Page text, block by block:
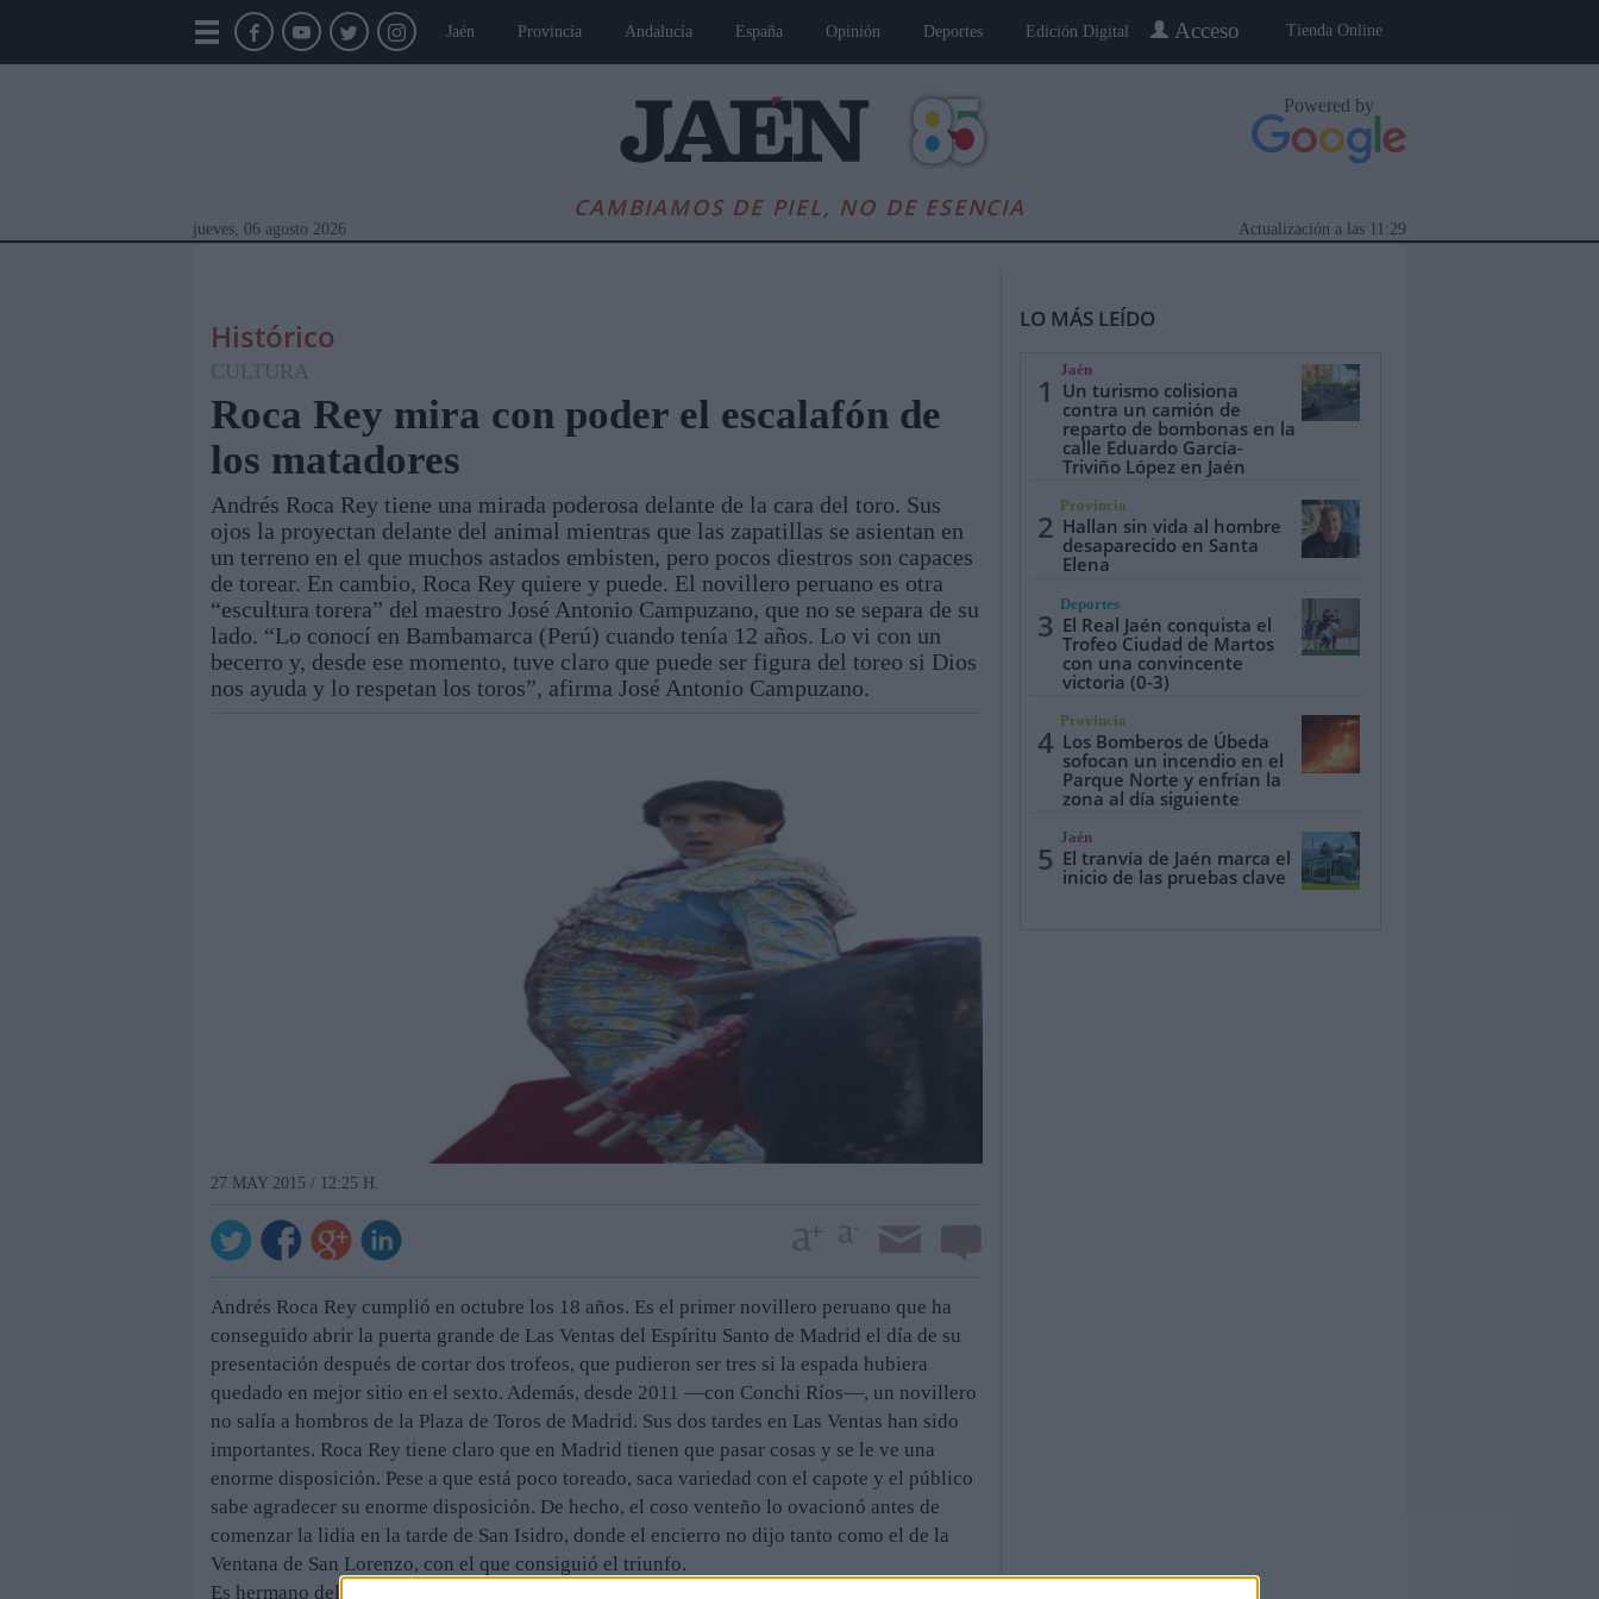
Tienda Online
Acceso
Jaén Provincia Andalucía España Opinión Deportes Edición Digital
CAMBIAMOS DE PIEL, NO DE ESENCIA
Powered by
jueves, 06 agosto 2026 11:29
Actualización a las
Módulos Portada Jaén Provincia Jaén, Pueblo a Pueblo Gente
Histórico
CULTURA
Roca Rey mira con poder el escalafón de
los matadores
Andrés Roca Rey tiene una mirada poderosa delante de la cara del toro. Sus
ojos la proyectan delante del animal mientras que las zapatillas se asientan en
un terreno en el que muchos astados embisten, pero pocos diestros son capaces
de torear. En cambio, Roca Rey quiere y puede. El novillero peruano es otra
“escultura torera” del maestro José Antonio Campuzano, que no se separa de su
lado. “Lo conocí en Bambamarca (Perú) cuando tenía 12 años. Lo vi con un
becerro y, desde ese momento, tuve claro que puede ser figura del toreo si Dios
nos ayuda y lo respetan los toros”, afirma José Antonio Campuzano.
27 MAY 2015 / 12:25 H.
Andrés Roca Rey cumplió en octubre los 18 años. Es el primer novillero peruano que ha
conseguido abrir la puerta grande de Las Ventas del Espíritu Santo de Madrid el día de su
presentación después de cortar dos trofeos, que pudieron ser tres si la espada hubiera
quedado en mejor sitio en el sexto. Además, desde 2011 —con Conchi Ríos—, un novillero
no salía a hombros de la Plaza de Toros de Madrid. Sus dos tardes en Las Ventas han sido
importantes. Roca Rey tiene claro que en Madrid tienen que pasar cosas y se le ve una
enorme disposición. Pese a que está poco toreado, saca variedad con el capote y el público
sabe agradecer su enorme disposición. De hecho, el coso venteño lo ovacionó antes de
comenzar la lidia en la tarde de San Isidro, donde el encierro no dijo tanto como el de la
Ventana de San Lorenzo, con el que consiguió el triunfo.
Es hermano del matador de toros Fernando Roca Rey —un ídolo en Perú—, pero Andrés es
LO MÁS LEÍDO
1
Jaén
Un turismo colisiona
contra un camión de
reparto de bombonas en la
calle Eduardo García-
Triviño López en Jaén
2
Provincia
Hallan sin vida al hombre
desaparecido en Santa
Elena
3
Deportes
El Real Jaén conquista el
Trofeo Ciudad de Martos
con una convincente
victoria (0-3)
4
Provincia
Los Bomberos de Úbeda
sofocan un incendio en el
Parque Norte y enfrían la
zona al día siguiente
5
Jaén
El tranvía de Jaén marca el
inicio de las pruebas clave